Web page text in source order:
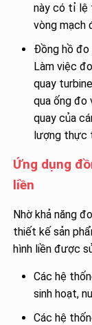
này có tỉ lệ
vòng mạch
Đồng hồ
Làm việc
quay
qua ống đo
quay của
lượng thực
Ứng dụng
liền
Nhờ khả năng
thiết kế sản
hình liền được
Các hệ
sinh hoạt,
Các hệ